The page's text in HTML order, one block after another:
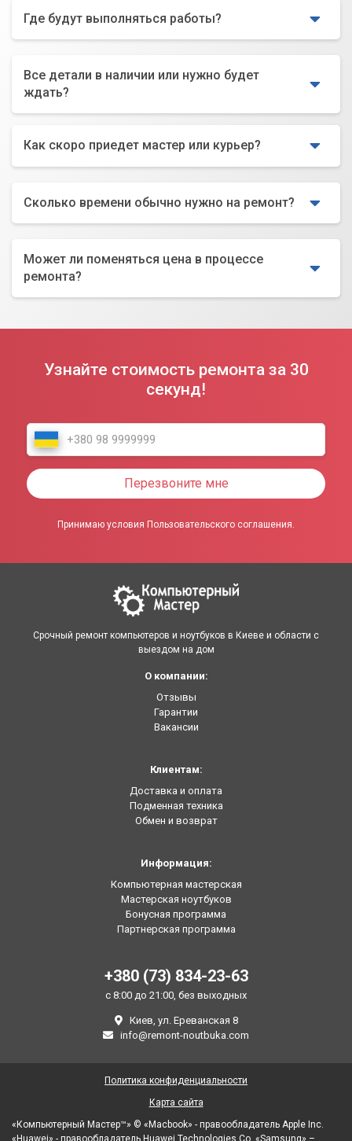
Где будут выполняться работы?
Все детали в наличии или нужно будет
ждать?
Как скоро приедет мастер или курьер?
Сколько времени обычно нужно на ремонт?
Может ли поменяться цена в процессе
ремонта?
Узнайте стоимость ремонта за 30
секунд!
Перезвоните мне
Принимаю условия Пользовательского соглашения.
Срочный ремонт компьютеров и ноутбуков в Киеве и области с
выездом на дом
О компании:
Отзывы
Гарантии
Вакансии
Клиентам:
Доставка и оплата
Подменная техника
Обмен и возврат
Информация:
Компьютерная мастерская
Мастерская ноутбуков
Бонусная программа
Партнерская программа
+380 (73) 834-23-63
с 8:00 до 21:00, без выходных
Киев, ул. Ереванская 8
info@remont-noutbuka.com
«Компьютерный Мастер™» © «Macbook» - правообладатель Apple Inc.
«Huawei» - правообладатель Huawei Technologies Co. «Samsung» –
Политика конфиденциальности
Карта сайта